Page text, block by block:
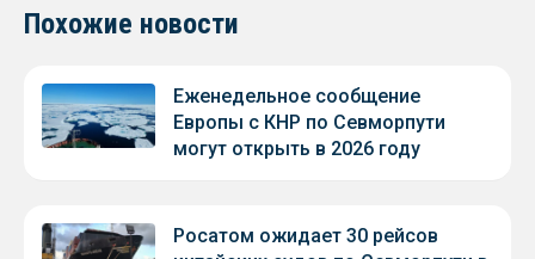
Похожие новости
Еженедельное сообщение
Европы с КНР по Севморпути
могут открыть в 2026 году
Росатом ожидает 30 рейсов